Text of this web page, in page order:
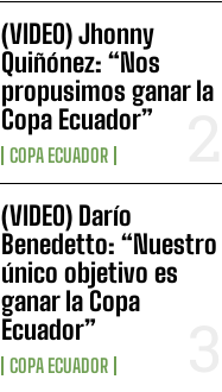
(VIDEO) Jhonny
Quiñónez: “Nos
propusimos ganar la
Copa Ecuador”
COPA ECUADOR
(VIDEO) Darío
Benedetto: “Nuestro
único objetivo es
ganar la Copa
Ecuador”
COPA ECUADOR